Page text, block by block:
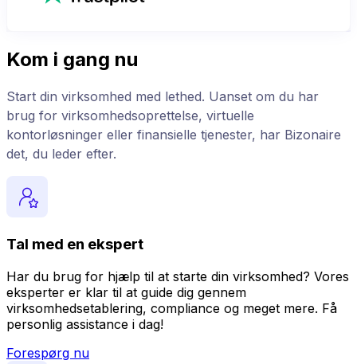
Kom i gang nu
Start din virksomhed med lethed. Uanset om du har
brug for virksomhedsoprettelse, virtuelle
kontorløsninger eller finansielle tjenester, har Bizonaire
det, du leder efter.
Tal med en ekspert
Har du brug for hjælp til at starte din virksomhed? Vores
eksperter er klar til at guide dig gennem
virksomhedsetablering, compliance og meget mere. Få
personlig assistance i dag!
Forespørg nu